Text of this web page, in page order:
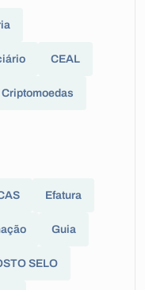
CEAL
Criptomoedas
Efatura
Guia
SELO